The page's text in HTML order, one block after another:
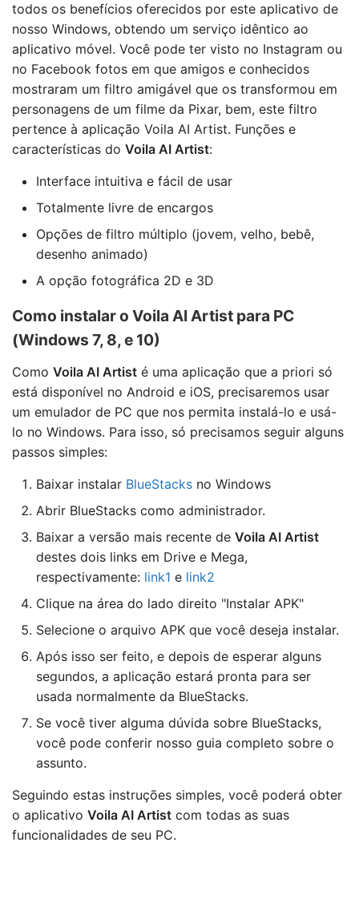
todos os benefícios oferecidos por este aplicativo de
nosso Windows, obtendo um serviço idêntico ao
aplicativo móvel. Você pode ter visto no Instagram ou
no Facebook fotos em que amigos e conhecidos
mostraram um filtro amigável que os transformou em
personagens de um filme da Pixar, bem, este filtro
pertence à aplicação Voila AI Artist. Funções e
características do Voila AI Artist:
Interface intuitiva e fácil de usar
Totalmente livre de encargos
Opções de filtro múltiplo (jovem, velho, bebê,
desenho animado)
A opção fotográfica 2D e 3D
Como instalar o Voila AI Artist para PC
(Windows 7, 8, e 10)
Como Voila AI Artist é uma aplicação que a priori só
está disponível no Android e iOS, precisaremos usar
um emulador de PC que nos permita instalá-lo e usá-
lo no Windows. Para isso, só precisamos seguir alguns
passos simples:
Baixar instalar BlueStacks no Windows
Abrir BlueStacks como administrador.
Baixar a versão mais recente de Voila AI Artist
destes dois links em Drive e Mega,
respectivamente: link1 e link2
Clique na área do lado direito "Instalar APK"
Selecione o arquivo APK que você deseja instalar.
Após isso ser feito, e depois de esperar alguns
segundos, a aplicação estará pronta para ser
usada normalmente da BlueStacks.
Se você tiver alguma dúvida sobre BlueStacks,
você pode conferir nosso guia completo sobre o
assunto.
Seguindo estas instruções simples, você poderá obter
o aplicativo Voila AI Artist com todas as suas
funcionalidades de seu PC.